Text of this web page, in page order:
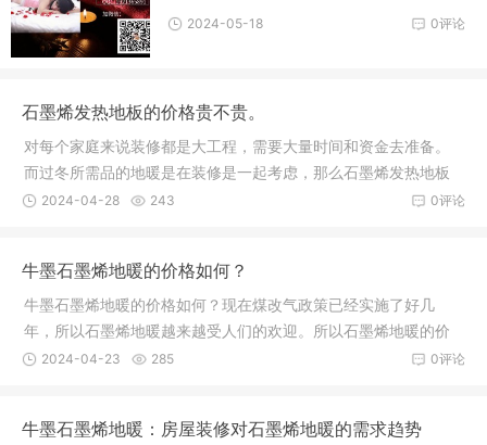
0评论
2024-05-18
石墨烯发热地板的价格贵不贵。
对每个家庭来说装修都是大工程，需要大量时间和资金去准备。
而过冬所需品的地暖是在装修是一起考虑，那么石墨烯发热地板
的价格也需要在装修时一起考虑。石墨烯地暖安装铺设-地暖在了
上，有泄漏电流回收
0评论
2024-04-28 243
牛墨石墨烯地暖的价格如何？
牛墨石墨烯地暖的价格如何？现在煤改气政策已经实施了好几
年，所以石墨烯地暖越来越受人们的欢迎。所以石墨烯地暖的价
格也适合普通人家了。 我过各类冬日的取暖方式都是用于普通人
采暖产品在初期的安装
0评论
2024-04-23 285
牛墨石墨烯地暖：房屋装修对石墨烯地暖的需求趋势